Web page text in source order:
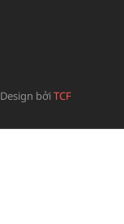
Design bởiTCF